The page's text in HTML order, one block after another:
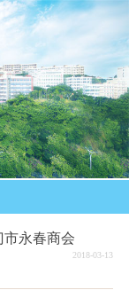
永春商会
2018-03-13